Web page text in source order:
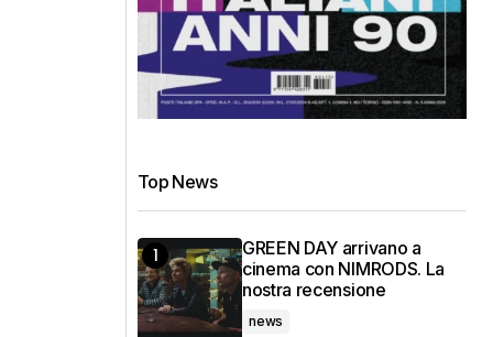
Top News
GREEN DAY arrivano a
cinema con NIMRODS. La
nostra recensione
news